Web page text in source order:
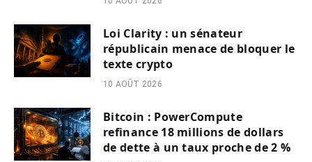
Loi Clarity : un sénateur
républicain menace de bloquer le
texte crypto
10 AOÛT 2026
Bitcoin : PowerCompute
refinance 18 millions de dollars
de dette à un taux proche de 2 %